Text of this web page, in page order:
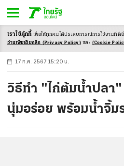
-ก ก ก+
17 ก.ค. 2567 15:20 น.
วิธีทำ "ไก่ต้มน้ำปลา"
นุ่มอร่อย พร้อมน้ำจิ้ม
เราใช้คุ้กกี้ เพื่อให้ทุกคนได้ประสบการณ์การใช้งานที่ดี
อ่านเพิ่มเติมคลิก (Privacy Policy) และ (Cookie